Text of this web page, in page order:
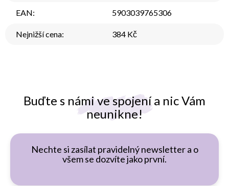
Buďte s námi ve spojení a nic Vám
neunikne!
Nechte si zasílat pravidelný newsletter a o
všem se dozvíte jako první.
EAN: 5903039765306
Nejnižší cena: 384 Kč